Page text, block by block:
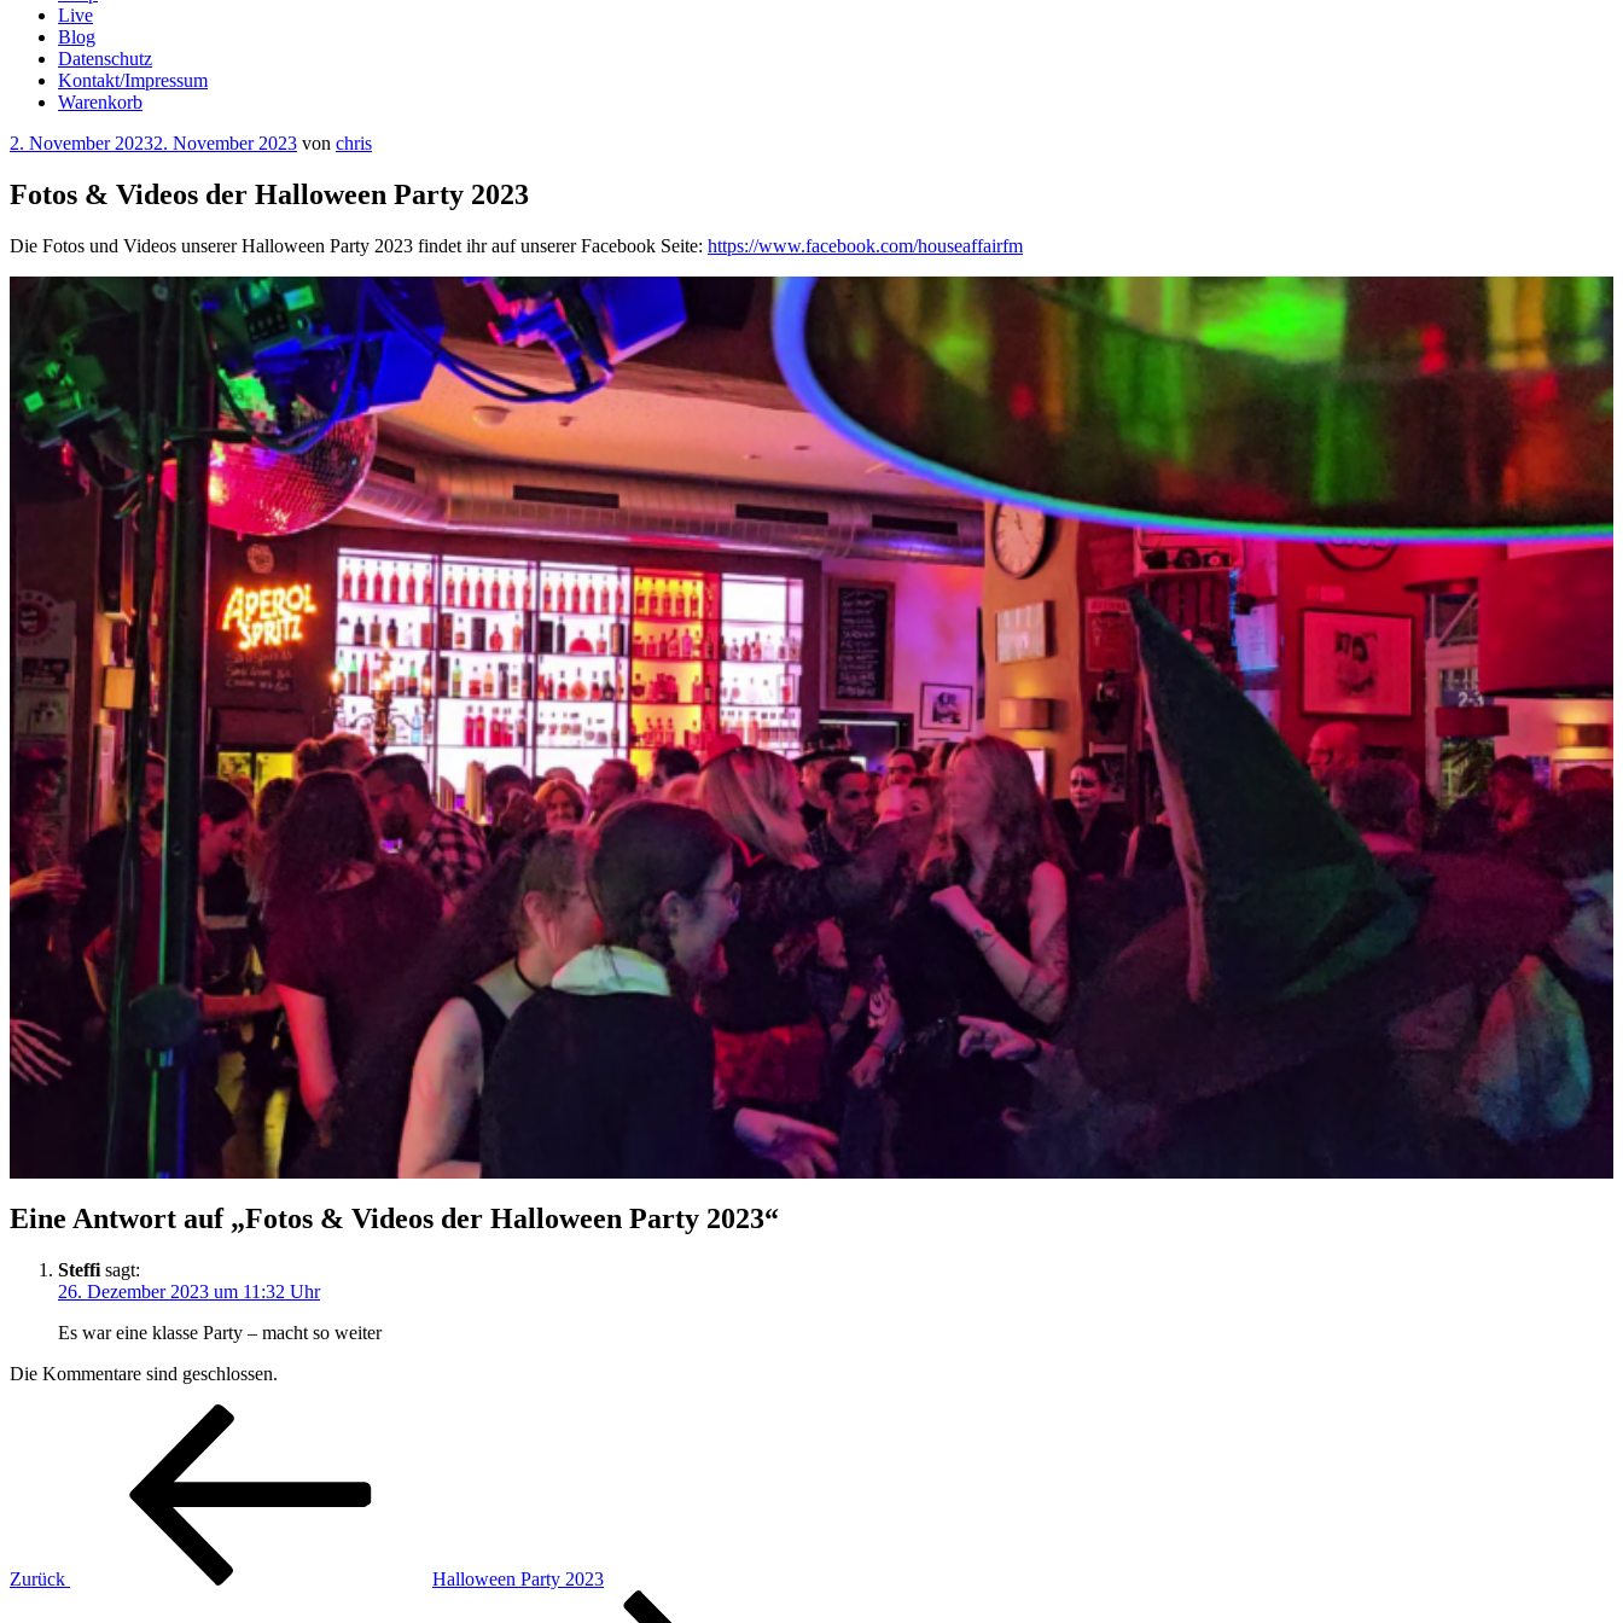
Live
Blog
Datenschutz
Kontakt/Impressum
Warenkorb
Veröffentlicht
2. November 20232. November 2023 von chris
Fotos & Videos der Halloween Party 2023
Die Fotos und Videos unserer Halloween Party 2023 findet ihr auf unserer Facebook Seite: https://www.facebook.com/houseaffairfm
Eine Antwort auf „Fotos & Videos der Halloween Party 2023“
Steffi sagt:
26. Dezember 2023 um 11:32 Uhr
Es war eine klasse Party – macht so weiter
Die Kommentare sind geschlossen.
Beitragsnavigation
Zurück
Halloween Party 2023